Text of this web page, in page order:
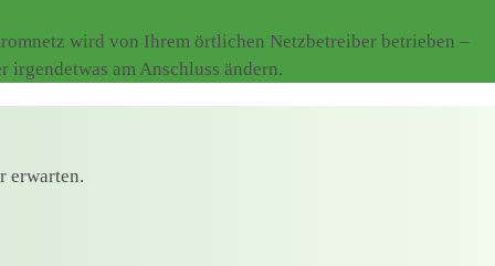
wird von Ihrem örtlichen Netzbetreiber betrieben –
irgendetwas am Anschluss ändern.
erwarten.